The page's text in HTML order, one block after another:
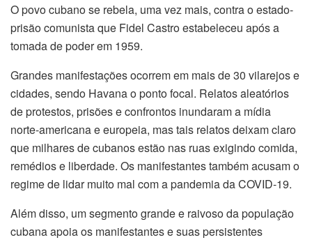
O povo cubano se rebela, uma vez mais, contra o estado-
prisão comunista que Fidel Castro estabeleceu após a
tomada de poder em 1959.
Grandes manifestações ocorrem em mais de 30 vilarejos e
cidades, sendo Havana o ponto focal. Relatos aleatórios
de protestos, prisões e confrontos inundaram a mídia
norte-americana e europeia, mas tais relatos deixam claro
que milhares de cubanos estão nas ruas exigindo comida,
remédios e liberdade. Os manifestantes também acusam o
regime de lidar muito mal com a pandemia da COVID-19.
Além disso, um segmento grande e raivoso da população
cubana apoia os manifestantes e suas persistentes